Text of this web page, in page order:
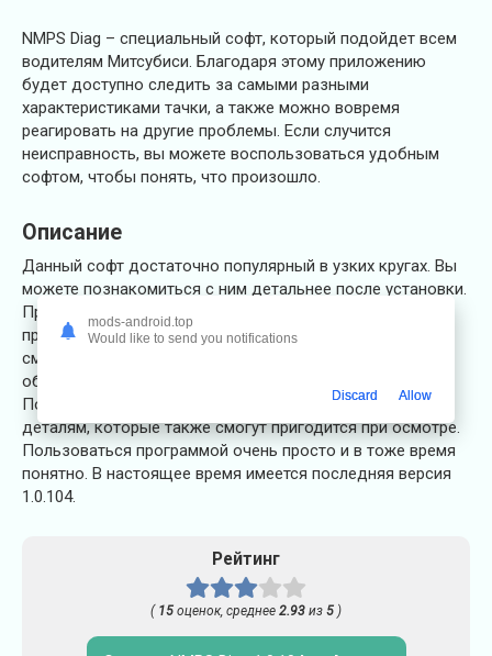
NMPS Diag – специальный софт, который подойдет всем
водителям Митсубиси. Благодаря этому приложению
будет доступно следить за самыми разными
характеристиками тачки, а также можно вовремя
реагировать на другие проблемы. Если случится
неисправность, вы можете воспользоваться удобным
софтом, чтобы понять, что произошло.
Описание
Данный софт достаточно популярный в узких кругах. Вы
можете познакомиться с ним детальнее после установки.
Проект полезный и обладает рядом функций, которые
пригодятся водителям. Установив приложение, вы
сможете удаленно подключиться к своей тачке. Таким
образом, следить за ее состоянием будет удобнее.
Помимо этого, вам открывается доступ к разным
деталям, которые также смогут пригодится при осмотре.
Пользоваться программой очень просто и в тоже время
понятно. В настоящее время имеется последняя версия
1.0.104.
Рейтинг
( 15 оценок, среднее 2.93 из 5 )
mods-android.top
Would like to send you notifications
Discard Allow